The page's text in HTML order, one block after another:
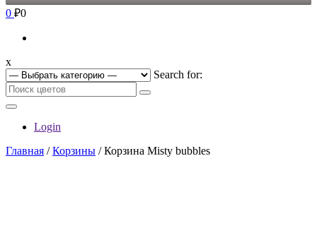
0 ₽0
x
Search for:
Login
Главная /Корзины / Корзина Misty bubbles